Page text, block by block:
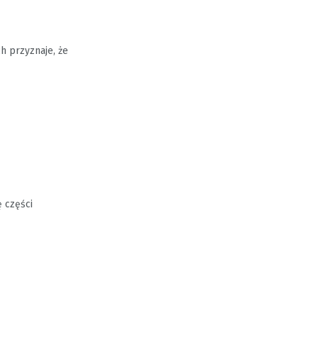
przyznaje, że
części